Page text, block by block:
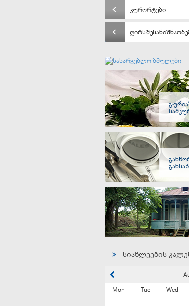
კურორტები
სიახლეების
Mon
Tue Wed